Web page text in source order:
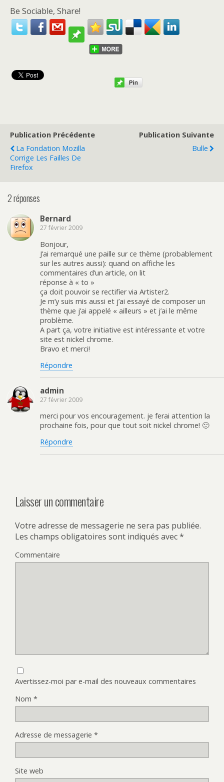
Be Sociable, Share!
Publication Précédente
La Fondation Mozilla
Corrige Les Failles De
Firefox
Publication Suivante
Bulle
2 réponses
Bernard
27 février 2009
Bonjour,
J’ai remarqué une paille sur ce thème (probablement
sur les autres aussi): quand on affiche les
commentaires d’un article, on lit
réponse à « to »
ça doit pouvoir se rectifier via Artister2.
Je m’y suis mis aussi et j’ai essayé de composer un
thème que j’ai appelé « ailleurs » et j’ai le même
problème.
A part ça, votre initiative est intéressante et votre
site est nickel chrome.
Bravo et merci!
Répondre
admin
27 février 2009
merci pour vos encouragement. je ferai attention la
prochaine fois, pour que tout soit nickel chrome! 🙂
Répondre
Laisser un commentaire
Votre adresse de messagerie ne sera pas publiée.
Les champs obligatoires sont indiqués avec*
Commentaire
Avertissez-moi par e-mail des nouveaux commentaires
Nom *
Adresse de messagerie *
Site web